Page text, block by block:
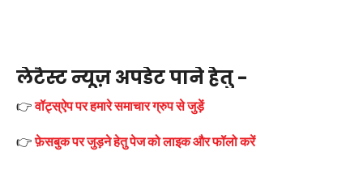
लेटैस्ट न्यूज़ अपडेट पाने हेतु -
👉वॉट्स्ऐप पर हमारे समाचार ग्रुप से जुड़ें
👉फ़ेसबुक पर जुड़ने हेतु पेज को लाइक और फॉलो करें